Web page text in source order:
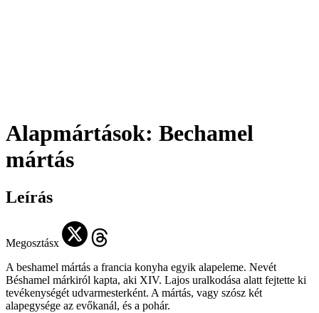
Alapmártások: Bechamel
mártás
Leírás
Megosztásx
A beshamel mártás a francia konyha egyik alapeleme. Nevét
Béshamel márkiról kapta, aki XIV. Lajos uralkodása alatt fejtette ki
tevékenységét udvarmesterként. A mártás, vagy szósz két
alapegysége az evőkanál, és a pohár.